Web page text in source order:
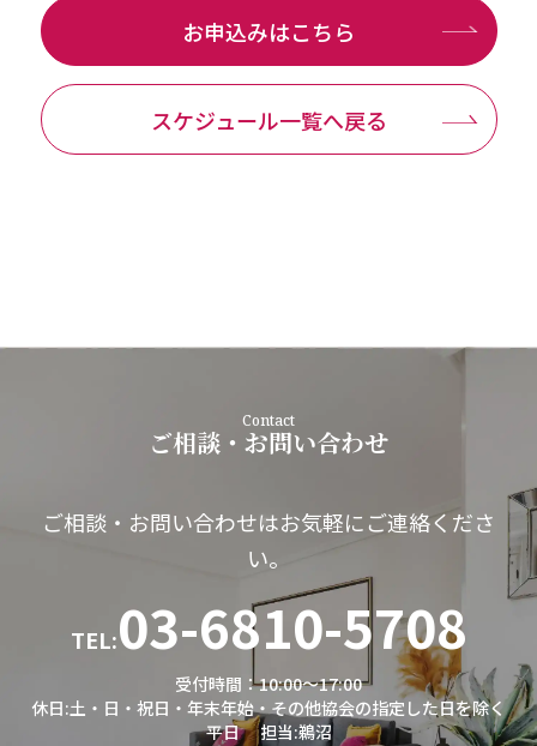
お申込みはこちら
スケジュール一覧へ戻る
Contact
ご相談・お問い合わせ
ご相談・お問い合わせはお気軽にご連絡くださ
い。
TEL:03-6810-5708
受付時間：10:00～17:00
休日:土・日・祝日・年末年始・その他協会の指定した日を除く
平日
担当:鵜沼